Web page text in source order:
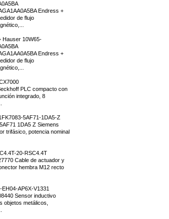
Endress +
de flujo
Hauser 10W65-
Endress +
de flujo
PLC compacto con
integrado, 8
5AF71-1DA5-Z
1DA5 Z Siemens
trifásico, potencia nominal
20-RSC4.4T
Cable de actuador y
hembra M12 recto
AP6X-V1331
Sensor inductivo
objetos metálicos,